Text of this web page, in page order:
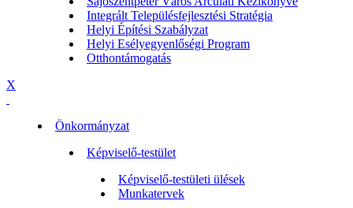
Integrált Településfejlesztési Stratégia
Helyi Építési Szabályzat
Helyi Esélyegyenlőségi Program
Otthontámogatás
X
Önkormányzat
Képviselő-testület
Képviselő-testületi ülések
Munkatervek